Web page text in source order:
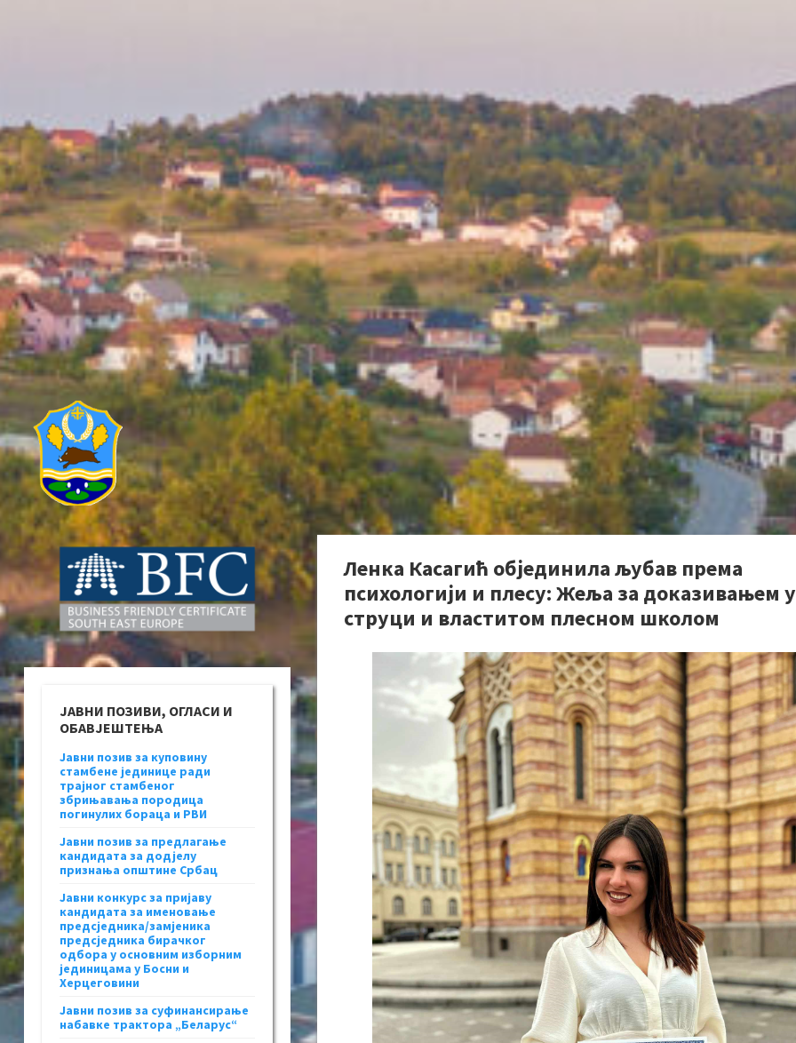
Ленка Касагић објединила љубав према
психологији и плесу: Жеља за доказивањем у
струци и властитом плесном школом
ЈАВНИ ПОЗИВИ, ОГЛАСИ И
ОБАВЈЕШТЕЊА
Јавни позив за куповину
стамбене јединице ради
трајног стамбеног
збрињавања породица
погинулих бораца и РВИ
Јавни позив за предлагање
кандидата за додјелу
признања општине Србац
Јавни конкурс за пријаву
кандидата за именовање
предсједника/замјеника
предсједника бирачког
одбора у основним изборним
јединицама у Босни и
Херцеговини
Јавни позив за суфинансирање
набавке трактора „Беларус“